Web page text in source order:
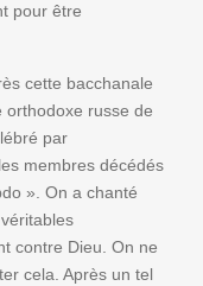
pour être
cette bacchanale
orthodoxe russe de
par
membres décédés
». On a chanté
contre Dieu. On ne
cela. Après un tel